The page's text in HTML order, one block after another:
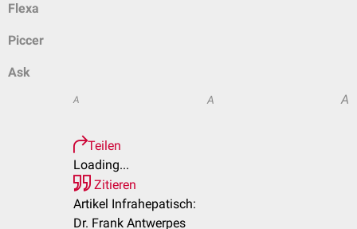
Flexa
Piccer
Ask
A A A
Teilen
Loading...
Zitieren
Artikel Infrahepatisch:
Dr. Frank Antwerpes